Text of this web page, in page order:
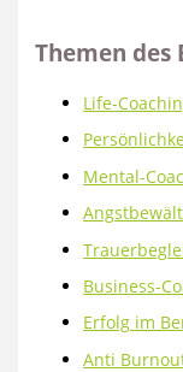
Themen des
Life-
Mental-
Business-
Erfolg im
Anti